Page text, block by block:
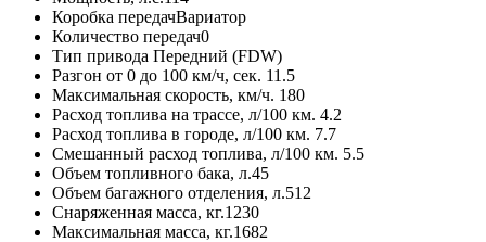
Коробка передачВариатор
Количество передач0
Тип привода Передний (FDW)
Разгон от 0 до 100 км/ч, сек. 11.5
Максимальная скорость, км/ч. 180
Расход топлива на трассе, л/100 км. 4.2
Расход топлива в городе, л/100 км. 7.7
Смешанный расход топлива, л/100 км. 5.5
Объем топливного бака, л.45
Объем багажного отделения, л.512
Снаряженная масса, кг.1230
Максимальная масса, кг.1682